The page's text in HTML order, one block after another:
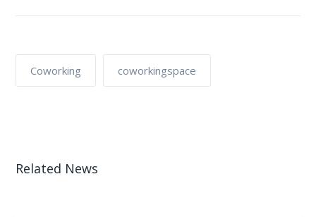
Coworking coworkingspace
Related News